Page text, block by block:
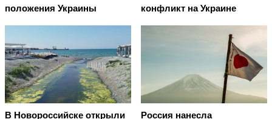
положения Украины
конфликт на Украине
В Новороссийске открыли
Россия нанесла